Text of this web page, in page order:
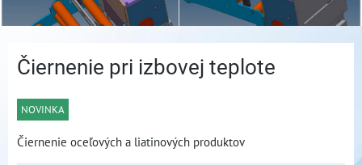
Čiernenie pri izbovej teplote
NOVINKA
Čiernenie oceľových a liatinových produktov